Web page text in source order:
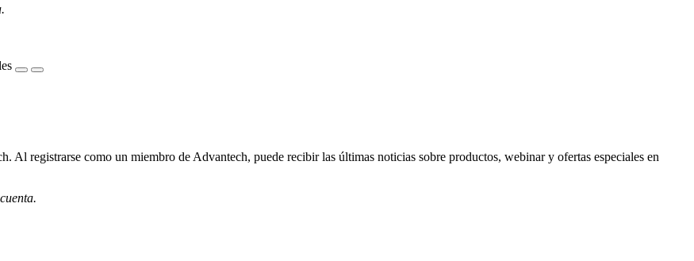
Al registrarse como un miembro de Advantech, puede recibir las últimas noticias sobre productos, webinar y ofertas especiales en